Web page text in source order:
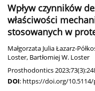
Wpływ czynników
właściwości
stosowanych w
Małgorzata Julia Łazarz-
Loster, Bartłomiej W. Loster
Prosthodontics
DOI: https://doi.org/10.5114/